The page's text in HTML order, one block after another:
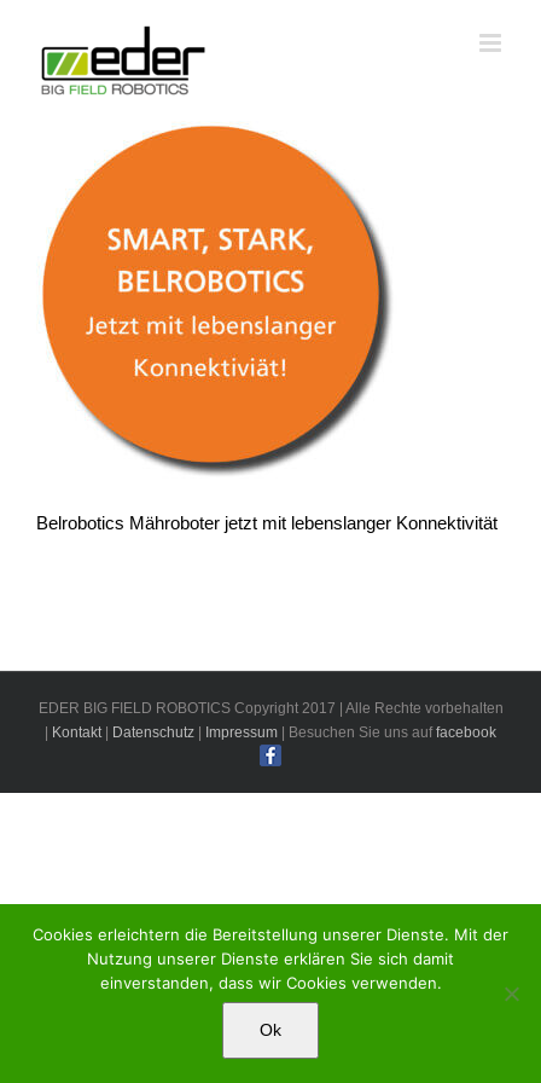
springen
Belrobotics Mähroboter jetzt mit lebenslanger Konnektivität
EDER BIG FIELD ROBOTICS Copyright 2017 | Alle Rechte vorbehalten
Kontakt| Datenschutz Impressum | Besuchen Sie uns auffacebook
Cookies erleichtern die Bereitstellung unserer Dienste. Mit der
Nutzung unserer Dienste erklären Sie sich damit
einverstanden, dass wir Cookies verwenden.
Ok